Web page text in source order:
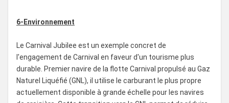
6-Environnement
Le Carnival Jubilee est un exemple concret de
l'engagement de Carnival en faveur d'un tourisme plus
durable. Premier navire de la flotte Carnival propulsé au Gaz
Naturel Liquéfié (GNL), il utilise le carburant le plus propre
actuellement disponible à grande échelle pour les navires